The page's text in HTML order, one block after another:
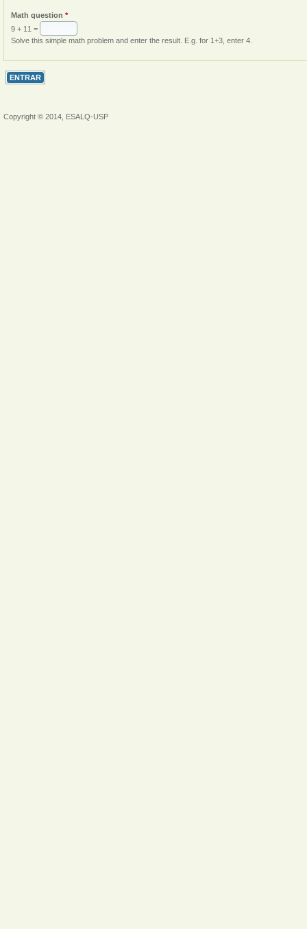
Math question *
9 + 11 =
Solve this simple math problem and enter the result. E.g. for 1+3, enter 4.
Copyright © 2014, ESALQ-USP